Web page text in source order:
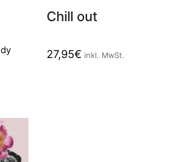
Chill out
27,95€ inkl. MwSt.